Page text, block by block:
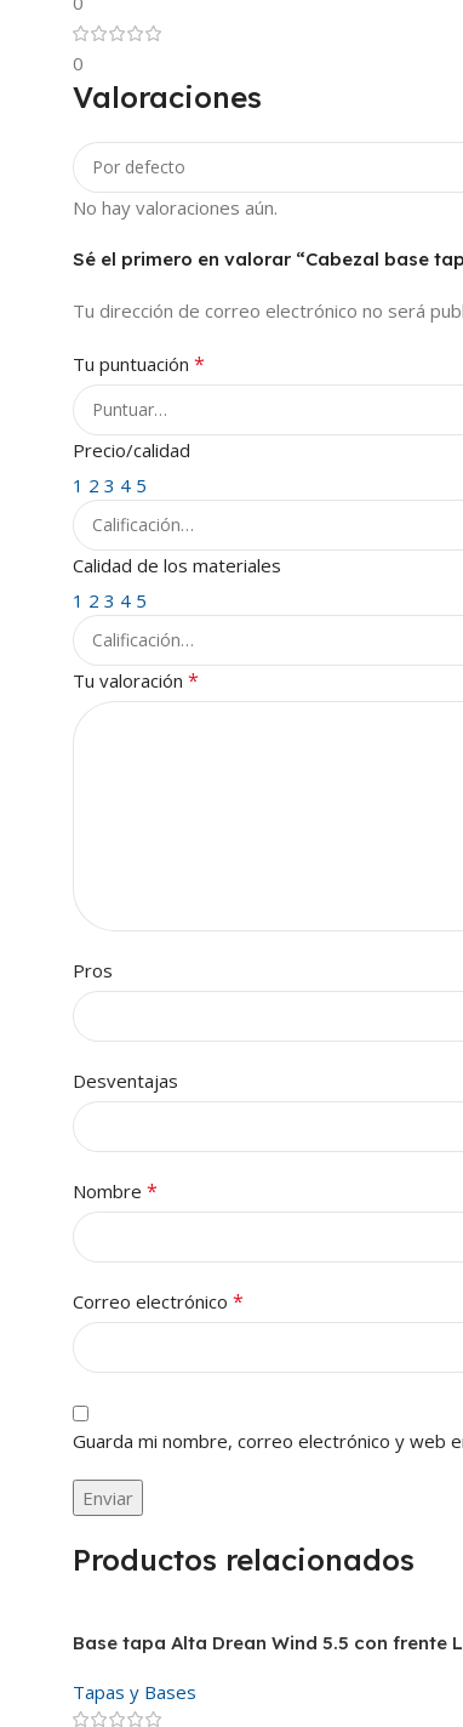
0
Valoraciones
No hay valoraciones aún.
Sé el primero en valorar “Cabezal base
Tu dirección de correo electrónico no será
Tu puntuación *
Precio/calidad
1 2 3 4 5
Calidad de los materiales
1 2 3 4 5
Tu valoración *
Pros
Desventajas
Nombre *
Correo electrónico *
Guarda mi nombre, correo electrónico y web
Productos relacionados
Base tapa Alta Drean Wind 5.5 con frente
Tapas y Bases